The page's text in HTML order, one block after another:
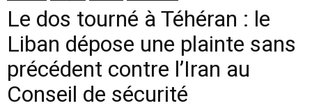
Le dos tourné à Téhéran : le
Liban dépose une plainte sans
précédent contre l’Iran au
Conseil de sécurité